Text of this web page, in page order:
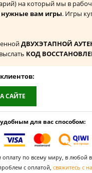
на который мы в
нужные вам игры. Игры
ДВУХЭТАПНОЙ
КОД
САЙТЕ
для вас способом:
по всему миру, в любой
с оплатой, свяжитесь с